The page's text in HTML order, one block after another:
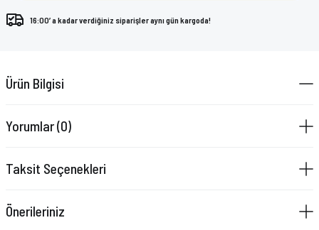
16:00’ a kadar verdiğiniz siparişler aynı gün kargoda!
Ürün Bilgisi
Yorumlar (0)
Taksit Seçenekleri
Önerileriniz